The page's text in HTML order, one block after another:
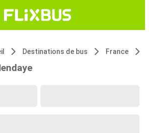
Destinations de bus France